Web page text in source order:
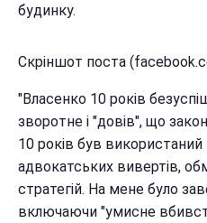
будинку.
Скріншот поста
"Власенко 10 років
зворотне і "довів", що
10 років був
адвокатських вивертів,
стратегій. На мене було
включаючи "умисне